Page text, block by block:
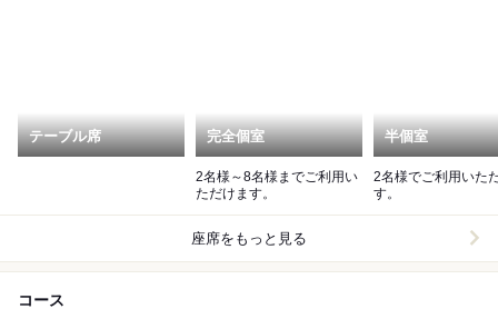
テーブル席 完全個室
2名様～8名様までご利用い
ただけます。
半個室
2名様でご利用いた
す。
座席をもっと見る
コース